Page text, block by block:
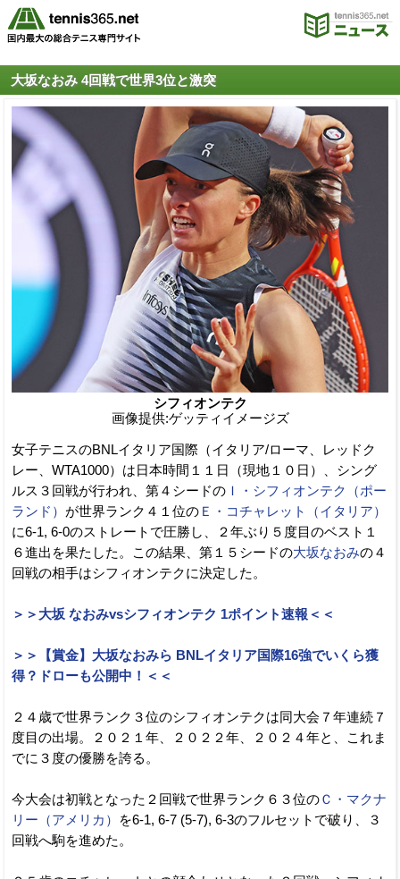
大坂なおみ 4回戦で世界3位と激突
シフィオンテク
画像提供:ゲッティイメージズ
女子テニスのBNLイタリア国際（イタリア/ローマ、レッドク
レー、WTA1000）は日本時間１１日（現地１０日）、シング
ルス３回戦が行われ、第４シードの Ｉ・シフィオンテク（ポー
ランド） が世界ランク４１位の Ｅ・コチャレット（イタリア）
に6-1, 6-0のストレートで圧勝し、２年ぶり５度目のベスト１
６進出を果たした。この結果、第１５シードの大坂なおみの４
回戦の相手はシフィオンテクに決定した。
＞＞大坂 なおみvsシフィオンテク 1ポイント速報＜＜
＞＞【賞金】大坂なおみら BNLイタリア国際16強でいくら獲
得？ドローも公開中！＜＜
２４歳で世界ランク３位のシフィオンテクは同大会７年連続７
度目の出場。２０２１年、２０２２年、２０２４年と、これま
でに３度の優勝を誇る。
今大会は初戦となった２回戦で世界ランク６３位のＣ・マクナ
リー（アメリカ）
を6-1, 6-7 (5-7), 6-3のフルセットで破り、３
回戦へ駒を進めた。